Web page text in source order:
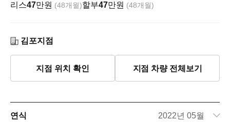
리스47만원 (48개월)할부47만원 (48개월)
김포지점
지점 위치 확인 지점 차량 전체보기
연식 2022년 05월